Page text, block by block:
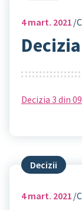
4mart. 2021
Decizia 3 din
Decizii
4mart. 2021